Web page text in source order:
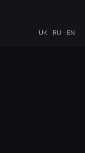
UK · RU · EN